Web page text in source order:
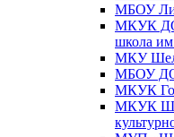
МБОУ
МКУК ДО
школа
МКУ
МБОУ ДО
МКУК
МКУК ШР